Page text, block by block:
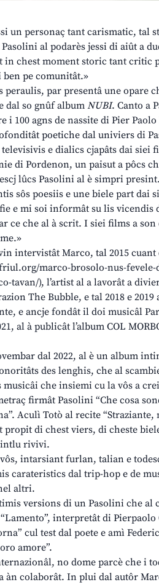
un personaç tant carismatic, tal
al podarès jessi di aiût a
in chest moment storic tant critic
ben pe comunitât.»
par presentâ une opare
dal so gnûf album NUBI. Canto a
i 100 agns de nassite di Pier
poetiche dal univiers di
e dialics cjapâts dai siei
di Pordenon, un paisut a pôcs
lûcs Pasolini al è simpri
sôs poesiis e une biele part dai
e mi soi informât su lis vicendis
ce che al à scrit. I siei films a
intervistât Marco, tal 2015
marco-brosolo-nus-
tavan/), l’artist al a lavorât a
The Bubble, e tal 2018 e 2019
e ancje fondât il doi musicâl
al à publicât l’album COL
dal 2022, al è un album
des lenghis, che al
che insiemi cu la vôs a
firmât Pasolini “Che cosa
Aculì Totò al recite “Straziante,
di chest viers, di cheste
rivivi.
intarsiant furlan, talian e
carateristics dal trip-hop e de
altri.
versions di un Pasolini che al
interpretât di
cul test dal poete e amì
amore”.
no dome parcè che i
àn colaborât. In plui dal autôr